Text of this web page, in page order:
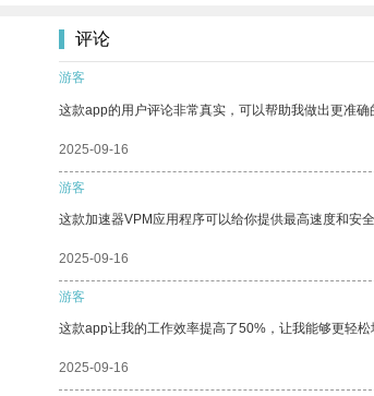
评论
游客
这款app的用户评论非常真实，可以帮助我做出更准确
2025-09-16
游客
这款加速器VPM应用程序可以给你提供最高速度和安全
2025-09-16
游客
这款app让我的工作效率提高了50%，让我能够更轻
2025-09-16